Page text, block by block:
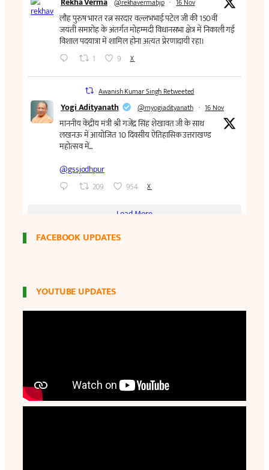
FACEBOOK UPDATES
YOUTUBE UPDATES